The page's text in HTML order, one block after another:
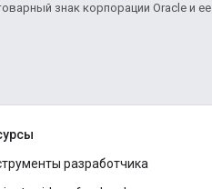
знак корпорации Oracle и ее
разработчика